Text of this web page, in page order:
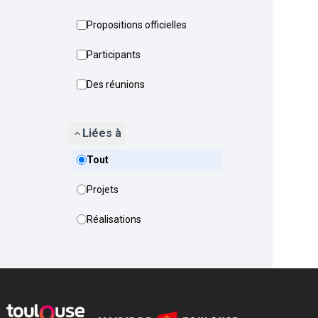
Propositions officielles
Participants
Des réunions
Liées à
Tout
Projets
Réalisations